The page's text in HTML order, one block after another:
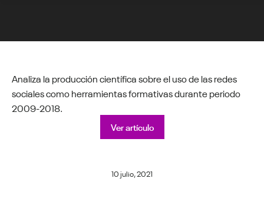
Analiza la producción científica sobre el uso de las redes
sociales como herramientas formativas durante periodo
2009-2018.
Ver artículo
10 julio, 2021